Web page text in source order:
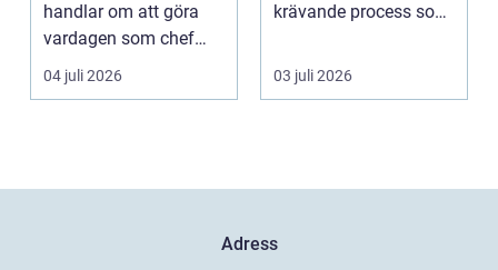
handlar om att göra
vardagen som chef
både mer h...
04 juli 2026
krävande process som
gång ell...
03 juli 2026
Adress